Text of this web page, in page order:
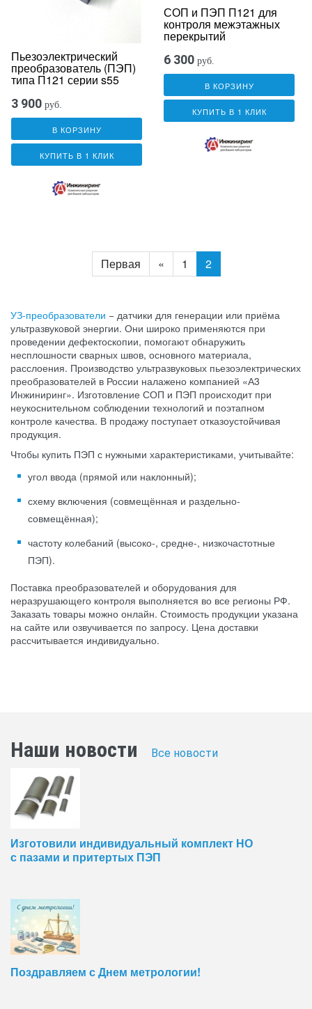
Пьезоэлектрический
преобразователь (ПЭП)
типа П121 серии s55
3 900 руб.
В КОРЗИНУ
КУПИТЬ В 1 КЛИК
СОП и ПЭП П121 для
контроля межэтажных
перекрытий
6 300 руб.
В КОРЗИНУ
КУПИТЬ В 1 КЛИК
Первая « 1 2
УЗ-преобразователи − датчики для генерации или приёма
ультразвуковой энергии. Они широко применяются при
проведении дефектоскопии, помогают обнаружить
несплошности сварных швов, основного материала,
расслоения. Производство ультразвуковых пьезоэлектрических
преобразователей в России налажено компанией «А3
Инжиниринг». Изготовление СОП и ПЭП происходит при
неукоснительном соблюдении технологий и поэтапном
контроле качества. В продажу поступает отказоустойчивая
продукция.
Чтобы купить ПЭП с нужными характеристиками, учитывайте:
угол ввода (прямой или наклонный);
схему включения (совмещённая и раздельно-
совмещённая);
частоту колебаний (высоко-, средне-, низкочастотные
ПЭП).
Поставка преобразователей и оборудования для
неразрушающего контроля выполняется во все регионы РФ.
Заказать товары можно онлайн. Стоимость продукции указана
на сайте или озвучивается по запросу. Цена доставки
рассчитывается индивидуально.
Наши новости Все новости
Изготовили индивидуальный комплект НО
с пазами и притертых ПЭП
Поздравляем с Днем метрологии!